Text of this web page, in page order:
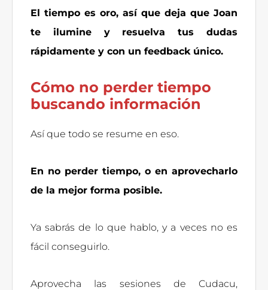
El tiempo es oro, así que deja que Joan
te ilumine y resuelva tus dudas
rápidamente y con un feedback único.
Cómo no perder tiempo
buscando información
Así que todo se resume en eso.
En no perder tiempo, o en aprovecharlo
de la mejor forma posible.
Ya sabrás de lo que hablo, y a veces no es
fácil conseguirlo.
Aprovecha las sesiones de Cudacu,